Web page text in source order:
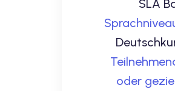
SLA
oder